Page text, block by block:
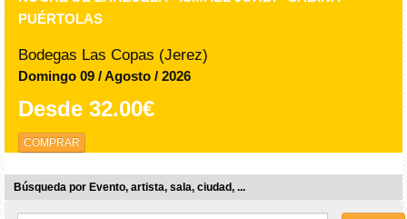
PUÉRTOLAS
Bodegas Las Copas (Jerez)
Domingo 09 / Agosto / 2026
Desde 32.00€
COMPRAR
Búsqueda por Evento, artista, sala, ciudad, ...